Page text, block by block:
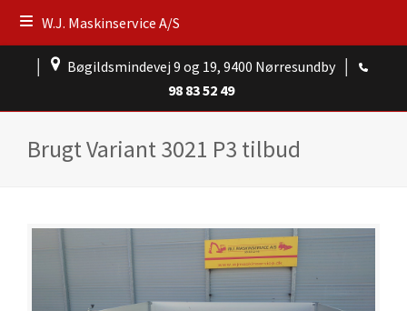
W.J. Maskinservice A/S
Bøgildsmindevej 9 og 19, 9400 Nørresundby
98 83 52 49
Brugt Variant 3021 P3 tilbud